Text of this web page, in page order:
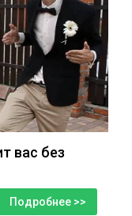
вас без
Подробнее >>